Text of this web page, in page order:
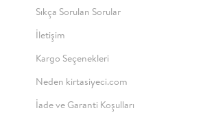
Sıkça Sorulan Sorular
İletişim
Kargo Seçenekleri
Neden kirtasiyeci.com
İade ve Garanti Koşulları